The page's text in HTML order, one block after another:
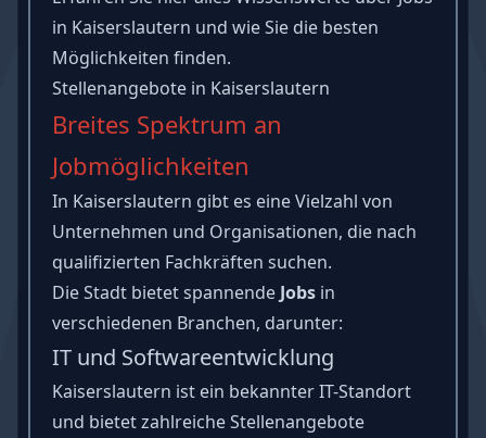
in Kaiserslautern und wie Sie die besten
Möglichkeiten finden.
Stellenangebote in Kaiserslautern
Breites Spektrum an
Jobmöglichkeiten
In Kaiserslautern gibt es eine Vielzahl von
Unternehmen und Organisationen, die nach
qualifizierten Fachkräften suchen.
Die Stadt bietet spannende Jobsin
verschiedenen Branchen, darunter:
IT und Softwareentwicklung
Kaiserslautern ist ein bekannter IT-Standort
und bietet zahlreiche Stellenangebote